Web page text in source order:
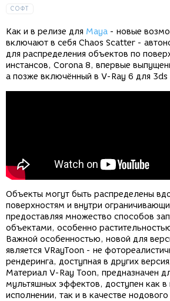
СОФТ
Как и в релизе для Maya - новые
включают в себя Chaos Scatter -
для распределения объектов по
инстансов, Corona 8, впервые
а позже включённый в V-Ray 6 для 3ds
Объекты могут быть распределены
поверхностям и внутри
предоставляя множество способов
объектами, особенно
Важной особенностью, новой для
является VRayToon - не
рендеринга, доступная в других
Материал V-Ray Toon, предназначен
мультяшных эффектов, доступен как в
исполнении, так и в качестве